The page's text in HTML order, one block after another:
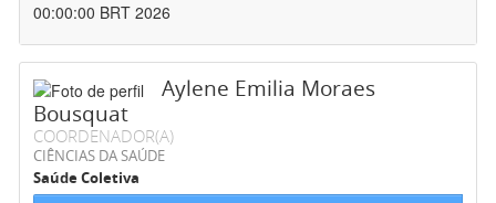
00:00:00 BRT 2026
Aylene Emilia Moraes
Bousquat
COORDENADOR(A)
CIÊNCIAS DA SAÚDE
Saúde Coletiva